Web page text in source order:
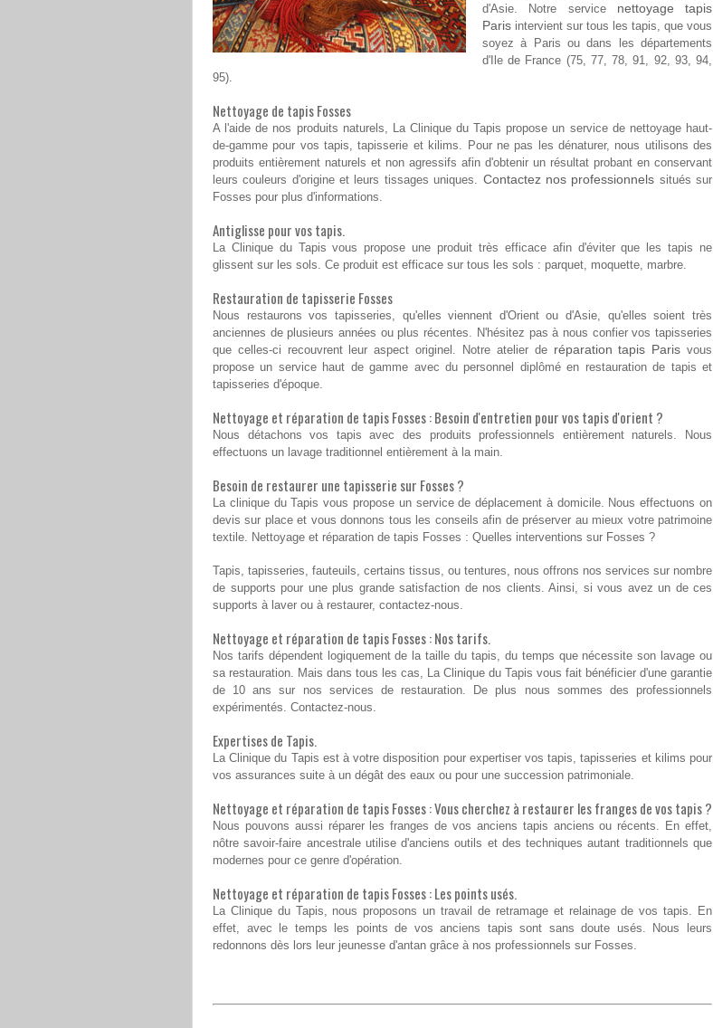
d'Asie. Notre service nettoyage tapis
Paris intervient sur tous les tapis, que vous
soyez à Paris ou dans les départements
d'Ile de France (75, 77, 78, 91, 92, 93, 94,
95).
Nettoyage de tapis Fosses
A l'aide de nos produits naturels, La Clinique du Tapis propose un service de nettoyage haut-
de-gamme pour vos tapis, tapisserie et kilims. Pour ne pas les dénaturer, nous utilisons des
produits entièrement naturels et non agressifs afin d'obtenir un résultat probant en conservant
leurs couleurs d'origine et leurs tissages uniques. Contactez nos professionnels situés sur
Fosses pour plus d'informations.
Antiglisse pour vos tapis.
La Clinique du Tapis vous propose une produit très efficace afin d'éviter que les tapis ne
glissent sur les sols. Ce produit est efficace sur tous les sols : parquet, moquette, marbre.
Restauration de tapisserie Fosses
Nous restaurons vos tapisseries, qu'elles viennent d'Orient ou d'Asie, qu'elles soient très
anciennes de plusieurs années ou plus récentes. N'hésitez pas à nous confier vos tapisseries
que celles-ci recouvrent leur aspect originel. Notre atelier de réparation tapis Paris vous
propose un service haut de gamme avec du personnel diplômé en restauration de tapis et
tapisseries d'époque.
Nettoyage et réparation de tapis Fosses : Besoin d'entretien pour vos tapis d'orient ?
Nous détachons vos tapis avec des produits professionnels entièrement naturels. Nous
effectuons un lavage traditionnel entièrement à la main.
Besoin de restaurer une tapisserie sur Fosses ?
La clinique du Tapis vous propose un service de déplacement à domicile. Nous effectuons on
devis sur place et vous donnons tous les conseils afin de préserver au mieux votre patrimoine
textile. Nettoyage et réparation de tapis Fosses : Quelles interventions sur Fosses ?
Tapis, tapisseries, fauteuils, certains tissus, ou tentures, nous offrons nos services sur nombre
de supports pour une plus grande satisfaction de nos clients. Ainsi, si vous avez un de ces
supports à laver ou à restaurer, contactez-nous.
Nettoyage et réparation de tapis Fosses : Nos tarifs.
Nos tarifs dépendent logiquement de la taille du tapis, du temps que nécessite son lavage ou
sa restauration. Mais dans tous les cas, La Clinique du Tapis vous fait bénéficier d'une garantie
de 10 ans sur nos services de restauration. De plus nous sommes des professionnels
expérimentés. Contactez-nous.
Expertises de Tapis.
La Clinique du Tapis est à votre disposition pour expertiser vos tapis, tapisseries et kilims pour
vos assurances suite à un dégât des eaux ou pour une succession patrimoniale.
Nettoyage et réparation de tapis Fosses : Vous cherchez à restaurer les franges de vos tapis ?
Nous pouvons aussi réparer les franges de vos anciens tapis anciens ou récents. En effet,
nôtre savoir-faire ancestrale utilise d'anciens outils et des techniques autant traditionnels que
modernes pour ce genre d'opération.
Nettoyage et réparation de tapis Fosses : Les points usés.
La Clinique du Tapis, nous proposons un travail de retramage et relainage de vos tapis. En
effet, avec le temps les points de vos anciens tapis sont sans doute usés. Nous leurs
redonnons dès lors leur jeunesse d'antan grâce à nos professionnels sur Fosses.